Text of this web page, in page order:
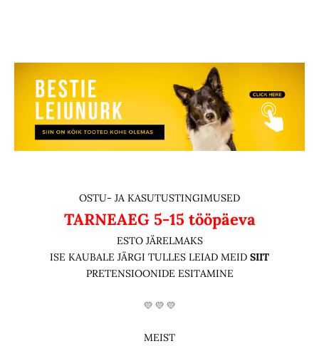
OSTU- JA KASUTUSTINGIMUSED
TARNEAEG 5-15 tööpäeva
ESTO JÄRELMAKS
ISE KAUBALE JÄRGI TULLES LEIAD MEID SIIT
PRETENSIOONIDE ESITAMINE
💛 💛 💛
MEIST